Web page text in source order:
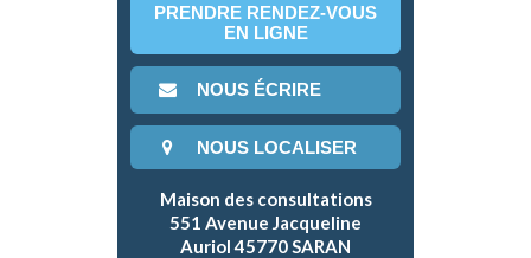
PRENDRE RENDEZ-VOUS
EN LIGNE
NOUS ÉCRIRE
NOUS LOCALISER
Maison des consultations
551 Avenue Jacqueline
Auriol 45770 SARAN